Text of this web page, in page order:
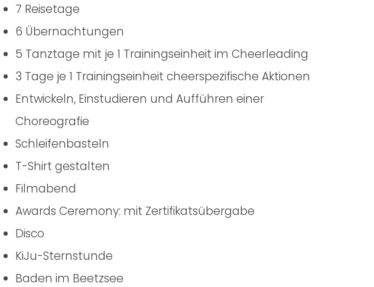
7 Reisetage
6 Übernachtungen
5 Tanztage mit je 1 Trainingseinheit im Cheerleading
3 Tage je 1 Trainingseinheit cheerspezifische Aktionen
Entwickeln, Einstudieren und Aufführen einer
Choreografie
Schleifenbasteln
T-Shirt gestalten
Filmabend
Awards Ceremony: mit Zertifikatsübergabe
Disco
KiJu-Sternstunde
Baden im Beetzsee